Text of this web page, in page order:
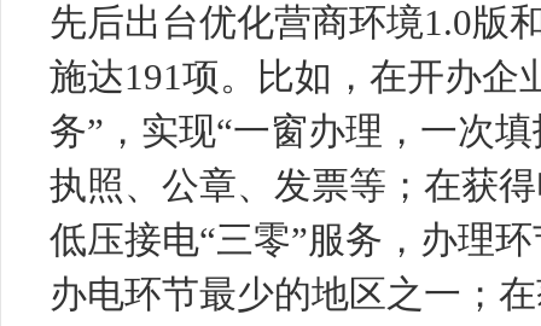
先后出台优化营商环境1.0版
施达191项。比如，在开办企
务”，实现“一窗办理，一次
执照、公章、发票等；在获
低压接电“三零”服务，办理
办电环节最少的地区之一；